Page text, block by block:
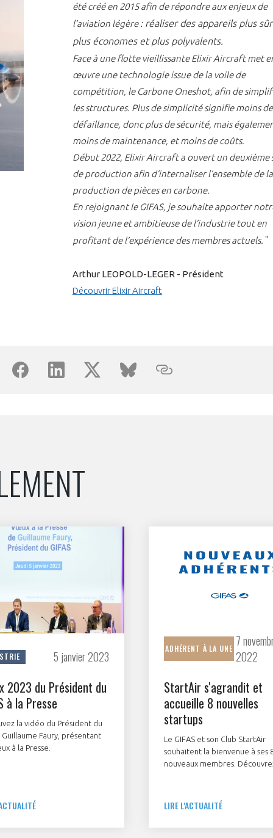
été créé en 2015 afin de répondre aux enjeux de
l’aviation légère:réaliser des appareils plus
plus économes et plus polyvalents.
Face à une flotte vieillissante Elixir Aircraft met
œuvre une technologie issue de la voile de
compétition, le Carbone Oneshot, afin de
les structures. Plus de simplicité signifie moins de
défaillance, donc plus de sécurité, mais
moins de maintenance, et moins de coûts.
Début 2022, Elixir Aircraft a ouvert un deuxième
de production afin d’internaliser l’ensemble de la
production de pièces en carbone.
En rejoignant le GIFAS, je souhaite apporter
vision jeune et ambitieuse de l’industrie tout en
profitant de l’expérience des membres actuels. "
Arthur LEOPOLD-LEGER - Président
Découvrir Elixir Aircraft
5 janvier 2023
2023 du Président du
à la Presse
la vidéo du Président du
Guillaume Faury, présentant
à la Presse.
ADHÉRENT À LA
UNE
7
2022
StartAir s'agrandit et
accueille 8 nouvelles
startups
Le GIFAS et son Club StartAir
souhaitent la bienvenue à ses
nouveaux membres.
Ineo-Sense, JKL Repoussage
LIRE L'ACTUALITÉ
PAS ENCORE
VOUS ÊTES UN
et assurez la
Rejoignez une filière
réseau au sein d’un
DEMANDE D’ADHÉSION
Avez-vous un statut de droit français ?